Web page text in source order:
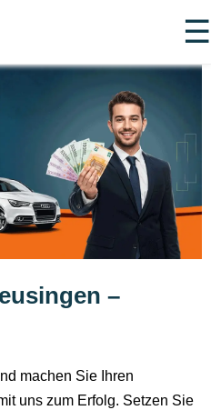
☰
–
machen Sie Ihren
uns zum Erfolg. Setzen Sie